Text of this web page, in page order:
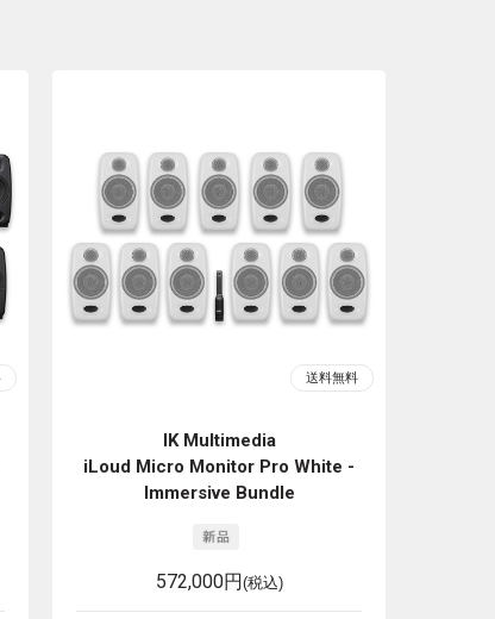
IK Multimedia
iLoud Micro Monitor Pro White -
Immersive Bundle
572,000円(税込)